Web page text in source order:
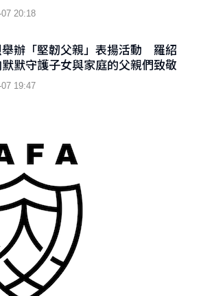
20:18
舉辦「堅韌父親」表揚活動 羅紹
默守護子女與家庭的父親們致敬
19:47